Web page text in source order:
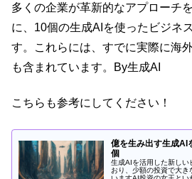
多くの企業が革新的なアプローチ
に、10個の生成AIを使ったビジネ
す。これらには、すでに実際に海
も含まれています。By生成AI
こちらも参考にしてください！
億を生み出す生成AI
個
生成AIを活用した新しい
おり、少額の投資で大